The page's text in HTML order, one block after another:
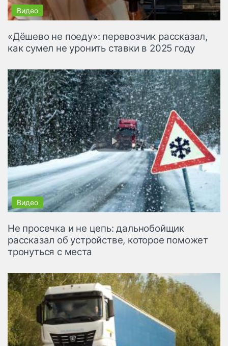
«Дёшево не поеду»: перевозчик рассказал,
как сумел не уронить ставки в 2025 году
Не просечка и не цепь: дальнобойщик
рассказал об устройстве, которое поможет
тронуться с места